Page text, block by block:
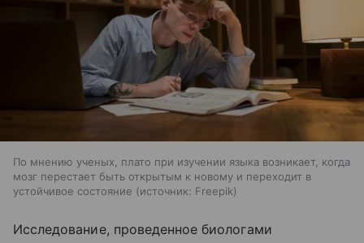
По мнению ученых, плато при изучении языка возникает, когда
мозг перестает быть открытым к новому и переходит в
устойчивое состояние
источник: Freepik
Исследование, проведенное биологами